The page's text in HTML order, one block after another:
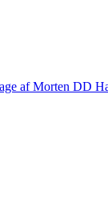
af Morten DD